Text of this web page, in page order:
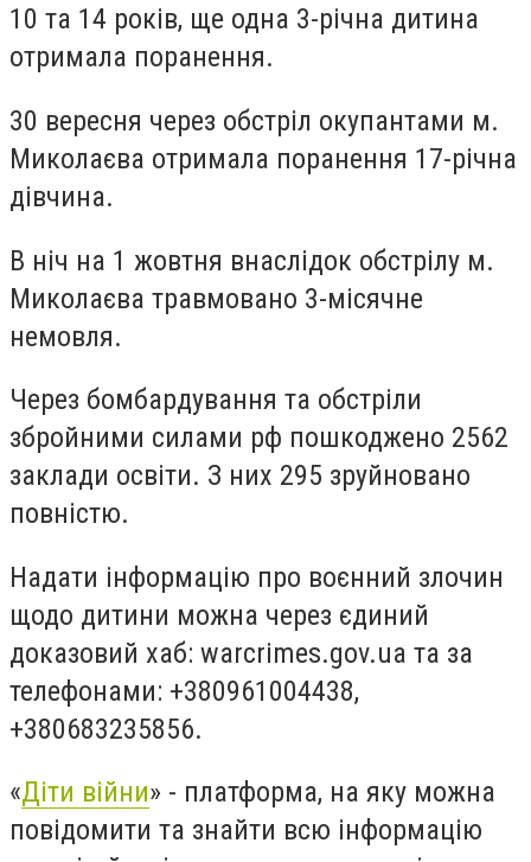
10 та 14 років, ще одна 3-річна дитина
отримала поранення.
30 вересня через обстріл окупантами м.
Миколаєва отримала поранення 17-річна
дівчина.
В ніч на 1 жовтня внаслідок обстрілу м.
Миколаєва травмовано 3-місячне
немовля.
Через бомбардування та обстріли
збройними силами рф пошкоджено 2562
заклади освіти. З них 295 зруйновано
повністю.
Надати інформацію про воєнний злочин
щодо дитини можна через єдиний
доказовий хаб: warcrimes.gov.ua та за
телефонами: +380961004438,
+380683235856.
«Діти війни» - платформа, на яку можна
повідомити та знайти всю інформацію